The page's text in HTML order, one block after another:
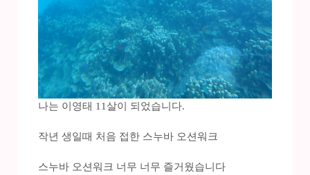
나는 이영태 11살이 되었습니다.
작년 생일때 처음 접한 스누바 오션워크
스누바 오션워크 너무 너무 즐거웠습니다